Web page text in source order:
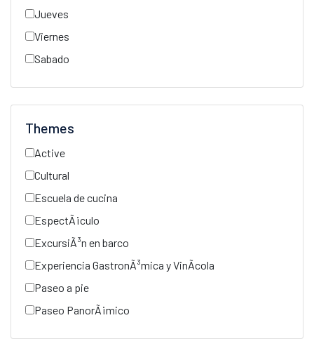
Jueves
Viernes
Sabado
Themes
Active
Cultural
Escuela de cucina
EspectÃ¡culo
ExcursiÃ³n en barco
Experiencia GastronÃ³mica y VinÃ­cola
Paseo a pie
Paseo PanorÃ¡mico